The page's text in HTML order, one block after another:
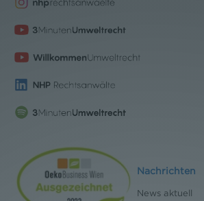
Nachrichten
News aktuell